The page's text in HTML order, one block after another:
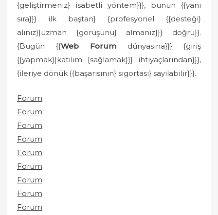
{geliştirmeniz} isabetli yöntem}}}, bunun {{yanı
sıra}}} ilk baştan} {profesyonel {{desteği}
alınız}|uzman {görüşünü} almanız}}} doğru}}.
{Bugün {{Web Forum dünyasına}}} {giriş
{{yapmak}|katılım {sağlamak}}} ihtiyaçlarından}}},
{ileriye dönük {{başarısının} sigortası} sayılabilir}}}.
Forum
Forum
Forum
Forum
Forum
Forum
Forum
Forum
Forum